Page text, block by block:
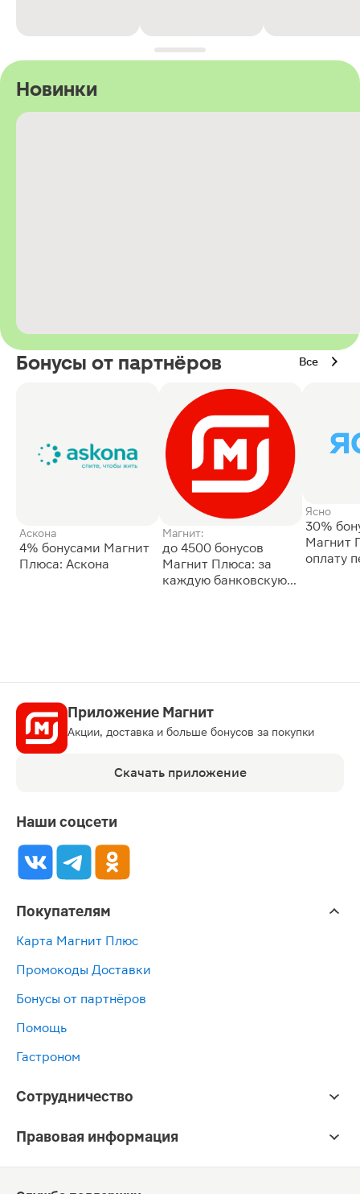
Новинки
Бонусы от партнёров Все
Аскона
4% бонусами Магнит
Плюса: Аскона
Магнит:
до 4500 бонусов
Магнит Плюса: за
каждую банковскую
Ясно
30%
Магнит
оплату
Приложение Магнит
Акции, доставка и больше бонусов за покупки
Скачать приложение
Наши соцсети
Покупателям
Карта Магнит Плюс
Промокоды Доставки
Бонусы от партнёров
Помощь
Гастроном
Сотрудничество
Правовая информация